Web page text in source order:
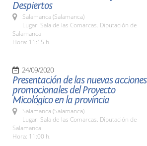
Despiertos
Salamanca (Salamanca)
Lugar: Sala de las Comarcas. Diputación de
Salamanca
Hora: 11:15 h.
24/09/2020
Presentación de las nuevas acciones
promocionales del Proyecto
Micológico en la provincia
Salamanca (Salamanca)
Lugar: Sala de las Comarcas. Diputación de
Salamanca
Hora: 11:00 h.